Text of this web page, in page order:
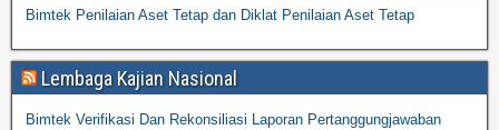
Bimtek Penilaian Aset Tetap dan Diklat Penilaian Aset Tetap
Lembaga Kajian Nasional
Bimtek Verifikasi Dan Rekonsiliasi Laporan Pertanggungjawaban